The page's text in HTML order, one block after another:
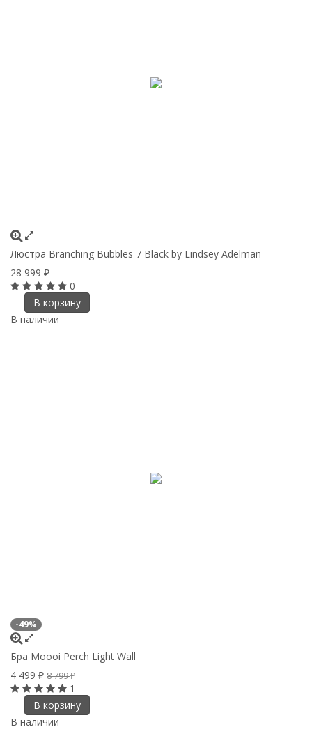
Люстра Branching Bubbles 7 Black by Lindsey Adelman
28 999 ₽
0
В корзину
В наличии
-49%
Бра Moooi Perch Light Wall
4 499 ₽ 8 799₽
1
В корзину
В наличии